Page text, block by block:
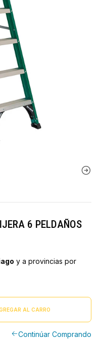
6 PELDAÑOS
y a provincias por
AL CARRO
Continúar Comprando